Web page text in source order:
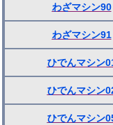
わざマシン90
わざマシン91
ひでんマシン
ひでんマシン
ひでんマシン